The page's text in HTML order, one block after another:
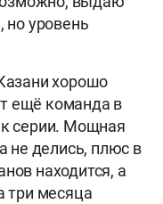
но уровень
хорошо
ещё команда в
серии. Мощная
не делись, плюс в
находится, а
три месяца